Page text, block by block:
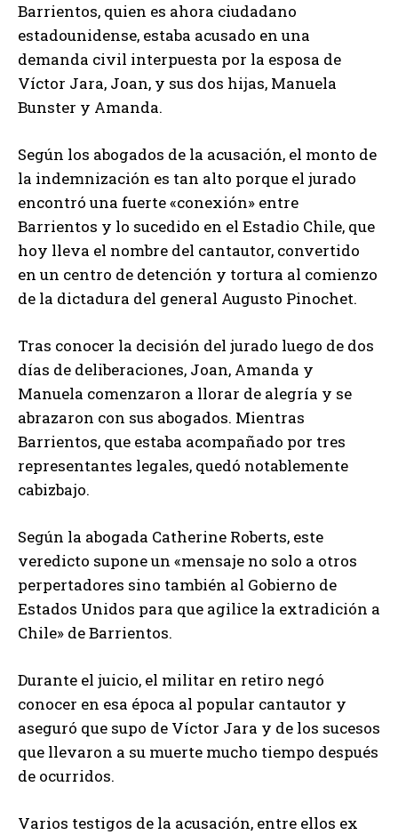
Barrientos, quien es ahora ciudadano
estadounidense, estaba acusado en una
demanda civil interpuesta por la esposa de
Víctor Jara, Joan, y sus dos hijas, Manuela
Bunster y Amanda.
Según los abogados de la acusación, el monto de
la indemnización es tan alto porque el jurado
encontró una fuerte «conexión» entre
Barrientos y lo sucedido en el Estadio Chile, que
hoy lleva el nombre del cantautor, convertido
en un centro de detención y tortura al comienzo
de la dictadura del general Augusto Pinochet.
Tras conocer la decisión del jurado luego de dos
días de deliberaciones, Joan, Amanda y
Manuela comenzaron a llorar de alegría y se
abrazaron con sus abogados. Mientras
Barrientos, que estaba acompañado por tres
representantes legales, quedó notablemente
cabizbajo.
Según la abogada Catherine Roberts, este
veredicto supone un «mensaje no solo a otros
perpertadores sino también al Gobierno de
Estados Unidos para que agilice la extradición a
Chile» de Barrientos.
Durante el juicio, el militar en retiro negó
conocer en esa época al popular cantautor y
aseguró que supo de Víctor Jara y de los sucesos
que llevaron a su muerte mucho tiempo después
de ocurridos.
Varios testigos de la acusación, entre ellos ex